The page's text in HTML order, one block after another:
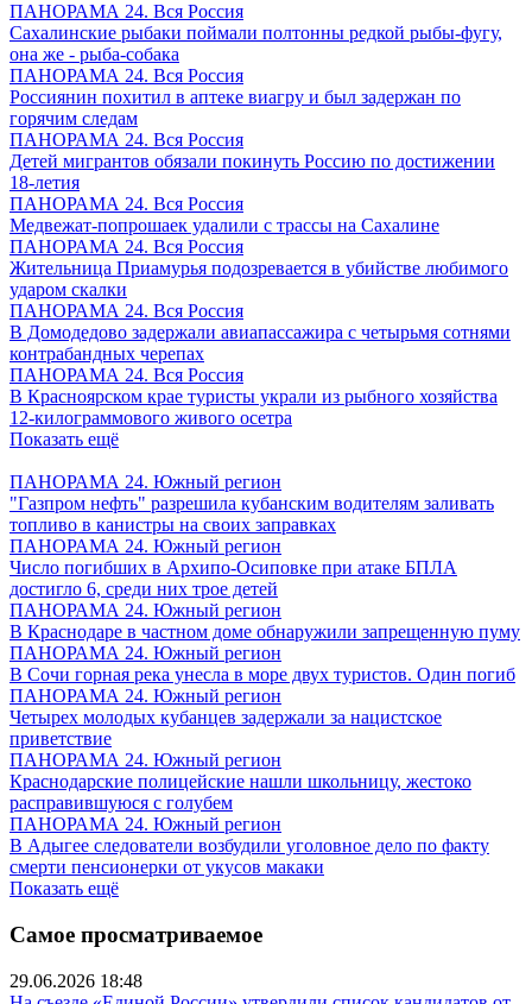
ПАНОРАМА 24. Вся Россия
Сахалинские рыбаки поймали полтонны редкой рыбы-фугу,
она же - рыба-собака
ПАНОРАМА 24. Вся Россия
Россиянин похитил в аптеке виагру и был задержан по
горячим следам
ПАНОРАМА 24. Вся Россия
Детей мигрантов обязали покинуть Россию по достижении
18-летия
ПАНОРАМА 24. Вся Россия
Медвежат-попрошаек удалили с трассы на Сахалине
ПАНОРАМА 24. Вся Россия
Жительница Приамурья подозревается в убийстве любимого
ударом скалки
ПАНОРАМА 24. Вся Россия
В Домодедово задержали авиапассажира с четырьмя сотнями
контрабандных черепах
ПАНОРАМА 24. Вся Россия
В Красноярском крае туристы украли из рыбного хозяйства
12-килограммового живого осетра
Показать ещё
ПАНОРАМА 24. Южный регион
"Газпром нефть" разрешила кубанским водителям заливать
топливо в канистры на своих заправках
ПАНОРАМА 24. Южный регион
Число погибших в Архипо-Осиповке при атаке БПЛА
достигло 6, среди них трое детей
ПАНОРАМА 24. Южный регион
В Краснодаре в частном доме обнаружили запрещенную пуму
ПАНОРАМА 24. Южный регион
В Сочи горная река унесла в море двух туристов. Один погиб
ПАНОРАМА 24. Южный регион
Четырех молодых кубанцев задержали за нацистское
приветствие
ПАНОРАМА 24. Южный регион
Краснодарские полицейские нашли школьницу, жестоко
расправившуюся с голубем
ПАНОРАМА 24. Южный регион
В Адыгее следователи возбудили уголовное дело по факту
смерти пенсионерки от укусов макаки
Показать ещё
Самое просматриваемое
29.06.2026 18:48